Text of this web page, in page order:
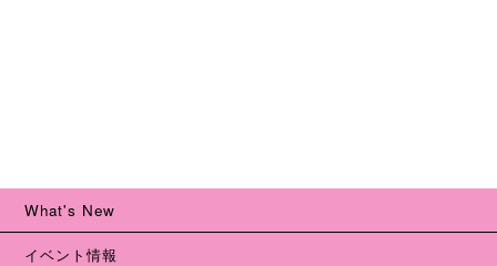
What's New
イベント情報